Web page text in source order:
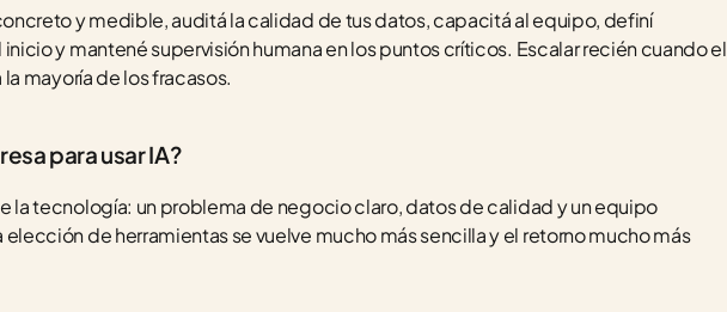
y medible, auditá la calidad de tus datos, capacitá al equipo, definí
y mantené supervisión humana en los puntos críticos. Escalar recién cuando el
mayoría de los fracasos.
para usar IA?
la tecnología: un problema de negocio claro, datos de calidad y un equipo
de herramientas se vuelve mucho más sencilla y el retorno mucho más